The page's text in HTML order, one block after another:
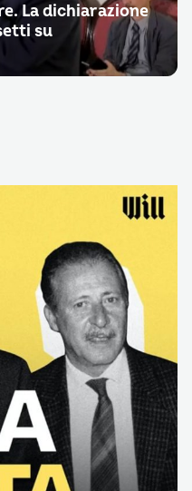
La dichiarazione
su